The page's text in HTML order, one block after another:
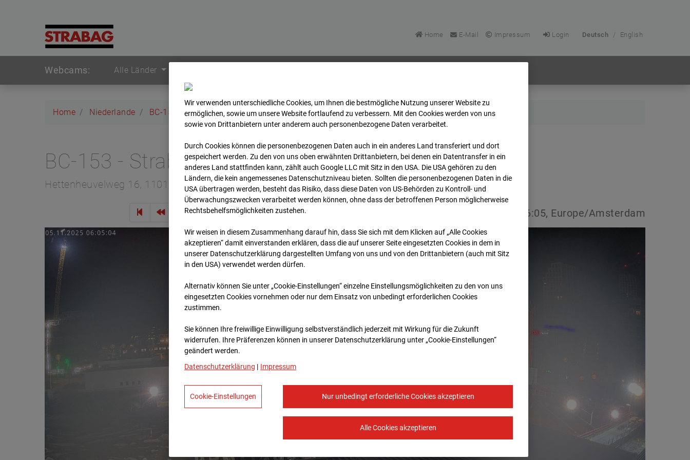
Home E-Mail Impressum Login Deutsch / English
Webcams: Alle Länder
Home Niederlande BC-153 - Strabag - BV-Amsterdam Archiv 2025 11 05 06:05
BC-153 - Strabag - BV-Amsterdam
Hettenheuvelweg 16, 1101 BN Amsterdam
Zur Übersicht 05.11.2025 06:05, Europe/Amsterdam
Wir verwenden unterschiedliche Cookies, um Ihnen die best­mögliche Nutzung unserer Website zu
ermöglichen, sowie um unsere Website fortlaufend zu verbessern. Mit den Cookies werden von uns
sowie von Drittanbietern unter anderem auch personenbezogene Daten verarbeitet.
Durch Cookies können die personenbezogenen Daten auch in ein anderes Land transferiert und dort
gespeichert werden. Zu den von uns oben erwähnten Drittanbietern, bei denen ein Datentransfer in ein
anderes Land stattfinden kann, zählt auch Google LLC mit Sitz in den USA. Die USA gehören zu den
Ländern, die kein angemessenes Datenschutzniveau bieten. Sollten die personenbezogenen Daten in die
USA übertragen werden, besteht das Risiko, dass diese Daten von US-Behörden zu Kontroll- und
Überwachungszwecken verarbeitet werden können, ohne dass der betroffenen Person möglicherweise
Rechtsbehelfsmöglichkeiten zustehen.
Wir weisen in diesem Zusammenhang darauf hin, dass Sie sich mit dem Klicken auf „Alle Cookies
akzeptieren“ damit ein­ver­standen erklären, dass die auf unserer Seite eingesetzten Cookies in dem in
unserer Datenschutzerklärung dargestellten Umfang von uns und von den Drittanbietern (auch mit Sitz
in den USA) verwendet werden dürfen.
Alternativ können Sie unter „Cookie-Einstellungen“ einzelne Einstellungsmöglichkeiten zu den von uns
eingesetzten Cookies vornehmen oder nur dem Einsatz von unbedingt erforderlichen Cookies
zustimmen.
Sie können Ihre freiwillige Einwilligung selbstverständlich jederzeit mit Wirkung für die Zukunft
widerrufen. Ihre Prä­fe­renzen können in unserer Datenschutzerklärung unter „Cookie-Einstellungen“
geändert werden.
Datenschutzerklärung | Impressum
Nur unbedingt erforderliche Cookies akzeptieren
Alle Cookies akzeptieren
Cookie-Einstellungen